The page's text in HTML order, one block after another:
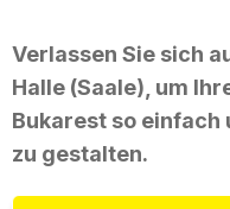
Verlassen Sie sich
Halle (Saale), um
Bukarest so
zu gestalten.